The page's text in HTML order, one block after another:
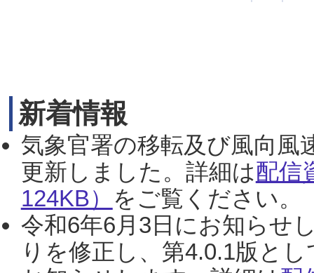
新着情報
気象官署の移転及び風向風
更新しました。詳細は配信
124KB） をご覧ください。
令和6年6月3日にお知らせ
りを修正し、第4.0.1版と